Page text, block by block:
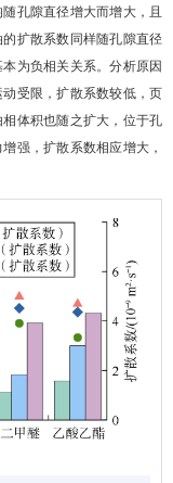
孔隙直径增大而增大，且
扩散系数同样随孔隙直径
为负相关关系。分析原因
受限，扩散系数较低，页
体积也随之扩大，位于孔
强，扩散系数相应增大，